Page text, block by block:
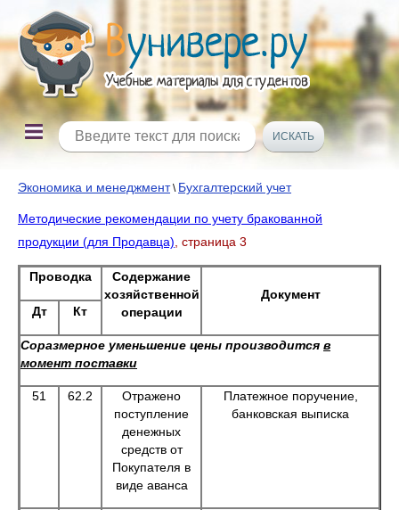
Экономика и менеджмент\ Бухгалтерский учет
Методические рекомендации по учету бракованной
продукции (для Продавца) , страница 3
Проводка
Содержание
хозяйственной
операции
Документ
Дт
Кт
Соразмерное уменьшение цены производится в
момент поставки
51 62.2
Отражено
поступление
денежных
средств от
Покупателя в
виде аванса
Платежное поручение,
банковская выписка